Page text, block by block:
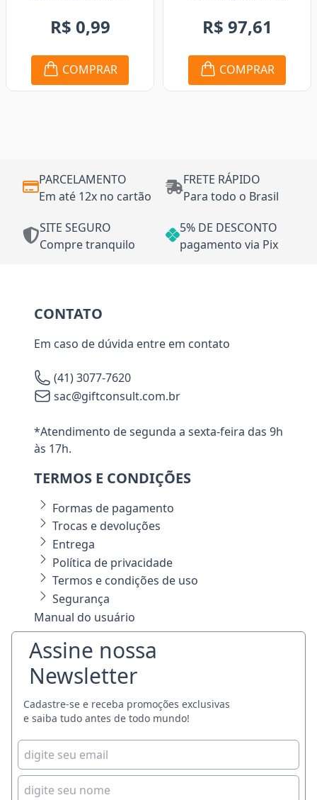
R$ 0,99
COMPRAR
R$ 97,61
COMPRAR
PARCELAMENTO
Em até 12x no cartão
FRETE RÁPIDO
Para todo o Brasil
SITE SEGURO
Compre tranquilo
5% DE DESCONTO
pagamento via Pix
CONTATO
Em caso de dúvida entre em contato
(41) 3077-7620
sac@giftconsult.com.br
*Atendimento de segunda a sexta-feira das 9h
às 17h.
TERMOS E CONDIÇÕES
Formas de pagamento
Trocas e devoluções
Entrega
Política de privacidade
Termos e condições de uso
Segurança
Manual do usuário
Assine nossa
Newsletter
Cadastre-se e receba promoções exclusivas
e saiba tudo antes de todo mundo!